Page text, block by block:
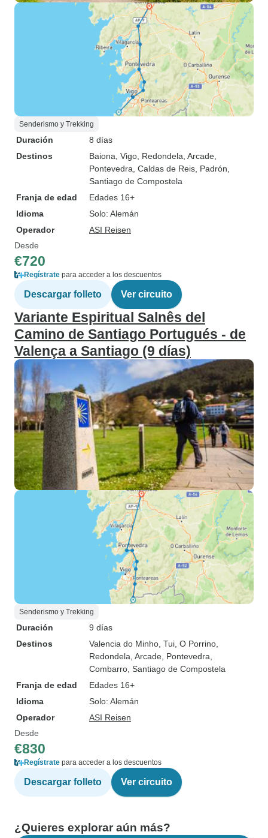
Senderismo y Trekking
Duración
8 días
Destinos
Baiona , Vigo , Redondela , Arcade
Pontevedra , Caldas de Reis , Padrón
Santiago de Compostela
Franja de edad
Edades 16+
Idioma
Solo: Alemán
Operador
ASI Reisen
Desde
€720
Regístrate para acceder a los descuentos
Descargar folleto Ver circuito
Variante Espiritual Salnês del
Camino de Santiago Portugués - de
Valença a Santiago (9 días)
Senderismo y Trekking
Duración
9 días
Destinos
Valencia do Minho , Tui , O Porrino
Redondela , Arcade , Pontevedra
Combarro , Santiago de Compostela
Franja de edad
Edades 16+
Idioma
Solo: Alemán
Operador
ASI Reisen
Desde
€830
Regístrate para acceder a los descuentos
Descargar folleto Ver circuito
¿Quieres explorar aún más?